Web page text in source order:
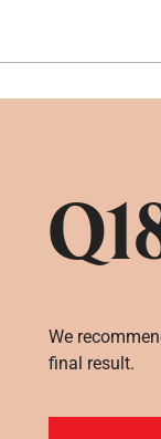
We
final result.